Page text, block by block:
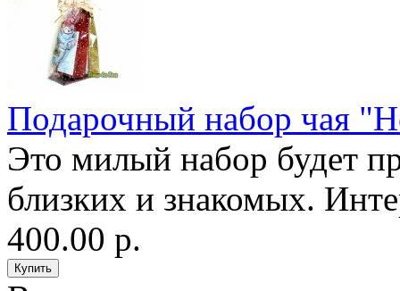
Подарочный набор чая
Это милый набор будет
близких и знакомых.
400.00 р.